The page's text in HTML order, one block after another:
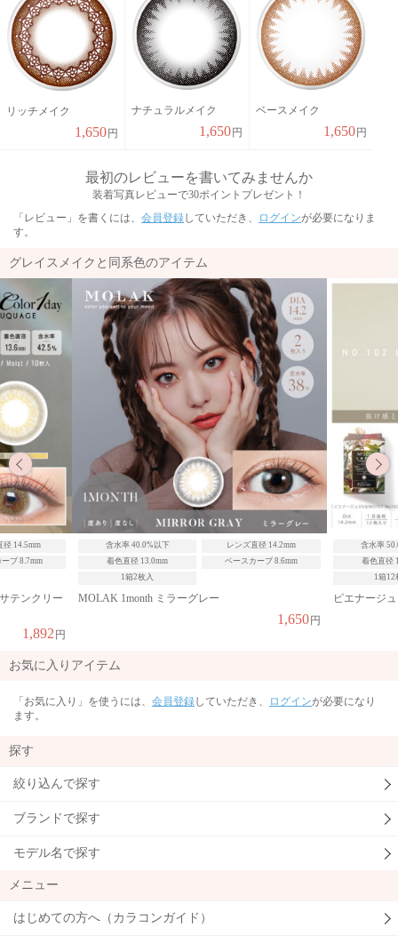
リッチメイク
1,650円
ナチュラルメイク
1,650円
ベースメイク
1,650円
最初のレビューを書いてみませんか
装着写真レビューで30ポイントプレゼント！
「レビュー」を書くには、 会員登録していただき、 ログインが必要になりま
す。
グレイスメイクと同系色のアイテム
径 14.5mm
ブ 8.7mm
テンクリー
1,892 円
含水率 40.0%以下
レンズ直径 14.2mm
着色直径 13.0mm
ベースカーブ 8.6mm
1箱2枚入
MOLAK 1month ミラーグレー
1,650円
含水率
着色直径
1箱12
ピエナージ
お気に入りアイテム
「お気に入り」を使うには、 会員登録していただき、 ログインが必要になり
ます。
探す
絞り込んで探す
ブランドで探す
モデル名で探す
メニュー
はじめての方へ（カラコンガイド）